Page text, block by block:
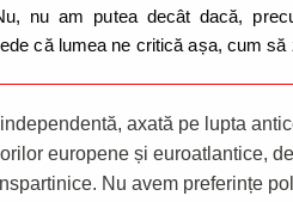
nu am putea decât dacă,
că lumea ne critică așa, cum
axată pe lupta
europene și euroatlantice,
Nu avem preferințe